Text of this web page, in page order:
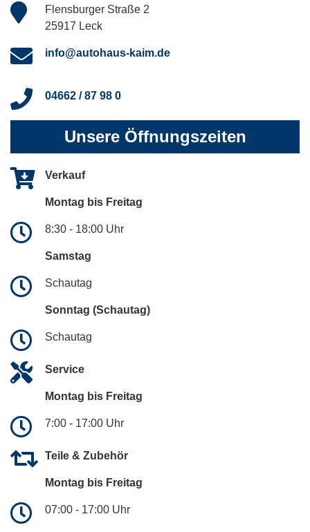
Flensburger Straße 2
25917 Leck
info@autohaus-kaim.de
04662 / 87 98 0
Unsere Öffnungszeiten
Verkauf
Montag bis Freitag
8:30 - 18:00 Uhr
Samstag
Schautag
Sonntag (Schautag)
Schautag
Service
Montag bis Freitag
7:00 - 17:00 Uhr
Teile & Zubehör
Montag bis Freitag
07:00 - 17:00 Uhr